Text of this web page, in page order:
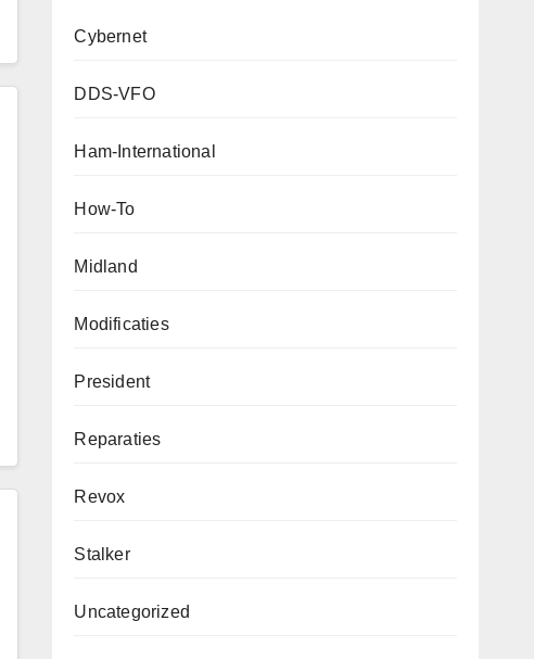
Cybernet
DDS-VFO
Ham-International
How-To
Midland
Modificaties
President
Reparaties
Revox
Stalker
Uncategorized